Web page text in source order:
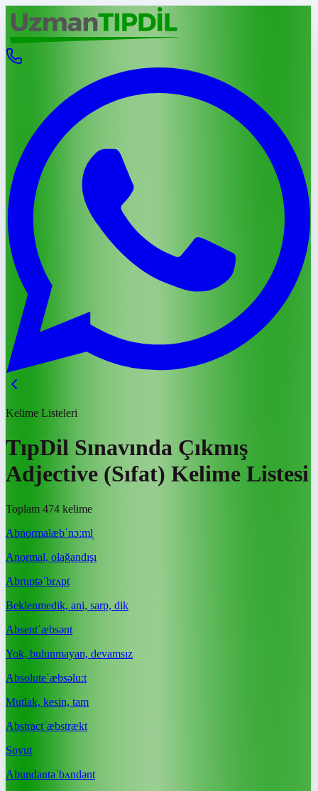
Kelime Listeleri
TıpDil Sınavında Çıkmış
Adjective (Sıfat) Kelime Listesi
Toplam 474 kelime
Abnormalæbˈnɔːml̩
Anormal, olağandışı
Abruptəˈbrʌpt
Beklenmedik, ani, sarp, dik
Absentˈæbsənt
Yok, bulunmayan, devamsız
Absoluteˈæbsəluːt
Mutlak, kesin, tam
Abstractˈæbstrækt
Soyut
Abundantəˈbʌndənt